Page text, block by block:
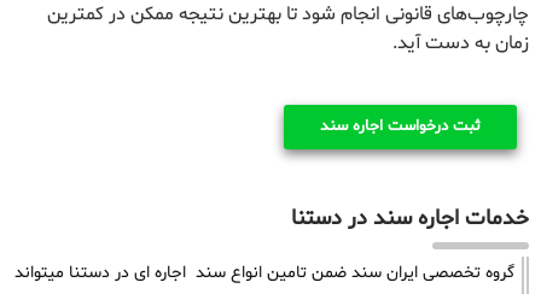
چارچوب‌های قانونی انجام شود تا بهترین نتیجه ممکن در کمترین
زمان به دست آید.
ثبت درخواست اجاره سند
خدمات اجاره سند در دستنا
گروه تخصصی ایران سند ضمن تامین انواع سند اجاره ای در دستنا میتواند